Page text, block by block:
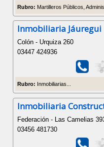
Rubro: Martilleros Públicos,
Inmobiliaria Jáuregui
Colón - Urquiza 260
03447 424936
Rubro: Inmobiliarias...
Inmobiliaria
Federación - Las Camelias
03456 481730